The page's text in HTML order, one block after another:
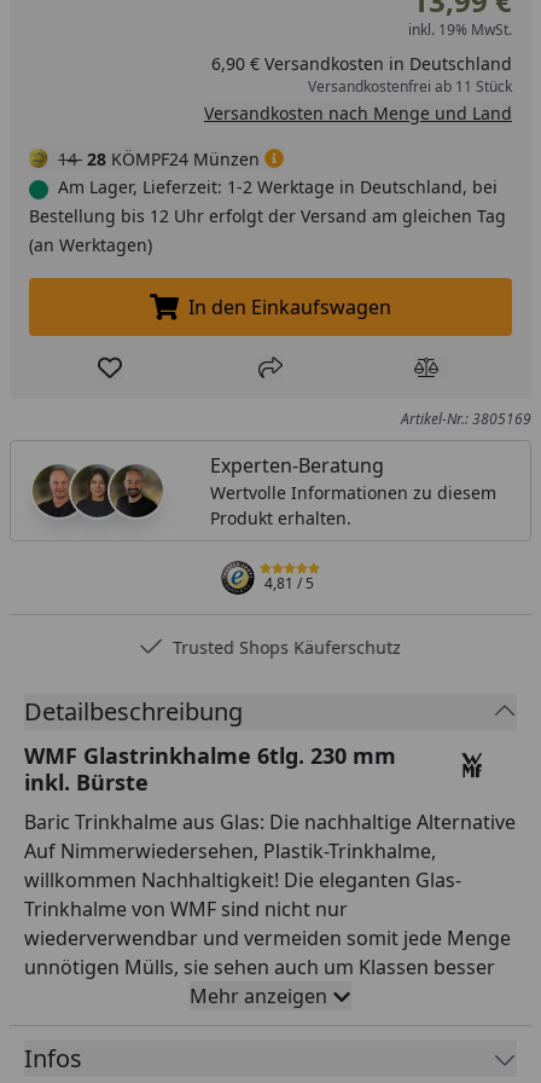
eine praktische Reinigungsbürste mit dabei.inkl. 19% MwSt.
6,90 € Versandkosten in Deutschland
Versandkostenfrei ab 11 Stück
Versandkosten nach Menge und Land
14 28 KÖMPF24 Münzen
Am Lager, Lieferzeit: 1-2 Werktage in Deutschland, bei
Bestellung bis 12 Uhr erfolgt der Versand am gleichen Tag
(an Werktagen)
In den Einkaufswagen legen
In den Einkaufswagen
Produkt zur Wunschliste hinzufügen
Teilen Produkt
Artikel-Nr.: 3805169
Experten-Beratung
Wertvolle Informationen zu diesem
Produkt erhalten.
4,81/ 5
Trusted Shops Käuferschutz
Detailbeschreibung
WMF Glastrinkhalme 6tlg. 230 mm
inkl. Bürste
Baric Trinkhalme aus Glas: Die nachhaltige Alternative
Auf Nimmerwiedersehen, Plastik-Trinkhalme,
willkommen Nachhaltigkeit! Die eleganten Glas-
Trinkhalme von WMF sind nicht nur
wiederverwendbar und vermeiden somit jede Menge
unnötigen Mülls, sie sehen auch um Klassen besser
aus und sind bei der Bewirtung von Gästen um ein
Vielfaches stilvoller. Gefertigt aus hochwertigem
sowie absolut geschmacks- und geruchsneutralem
Mehr anzeigen
Infos